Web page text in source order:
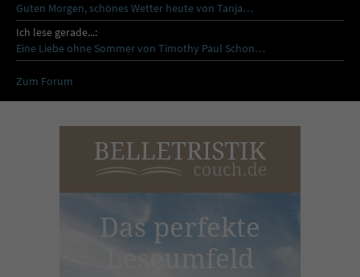
Guten Morgen, schönes Wetter heute von Tanja…
Ich lese gerade...:
Eine Liebe ohne Sommer von Timothy Paul Schon…
Zum Forum
Das perfekte
Leseumfeld